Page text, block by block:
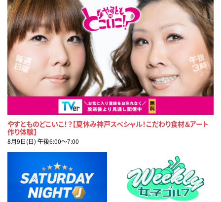
やすとものどこいこ！？【夏休み神戸スペシャル！こだわり食材＆アート
作り体験】
8月9日(日) 午後6:00〜7:00